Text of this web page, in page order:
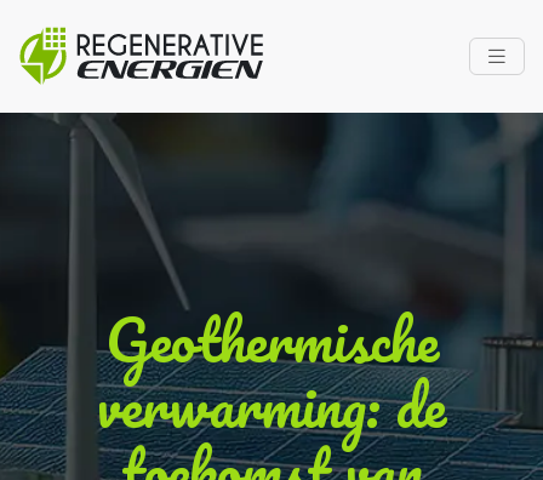
Geothermische
verwarming: de